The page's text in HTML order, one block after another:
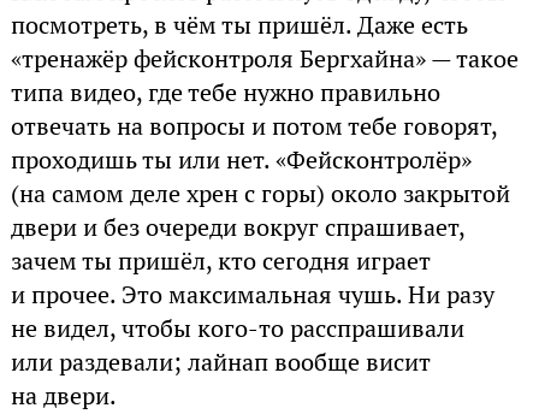
посмотреть, в чём ты пришёл. Даже есть
«тренажёр фейсконтроля Бергхайна» — такое
типа видео, где тебе нужно правильно
отвечать на вопросы и потом тебе говорят,
проходишь ты или нет. «Фейсконтролёр»
(на самом деле хрен с горы) около закрытой
двери и без очереди вокруг спрашивает,
зачем ты пришёл, кто сегодня играет
и прочее. Это максимальная чушь. Ни разу
не видел, чтобы кого-то расспрашивали
или раздевали; лайнап вообще висит
на двери.